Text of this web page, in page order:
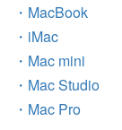
・MacBook
・iMac
・Mac mini
・Mac Studio
・Mac Pro